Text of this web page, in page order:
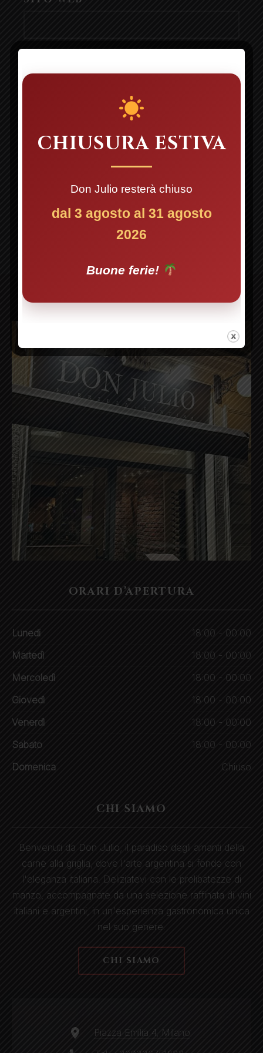
SALVA IL MIO NOME, EMAIL E
PER LA PROSSIMA VOLTA CHE
ORARI D’APERTURA
Lunedi
18:00 - 00:00
Martedì
18:00 - 00:00
Mercoledì
18:00 - 00:00
Giovedì
18:00 - 00:00
Venerdì
18:00 - 00:00
Sabato
18:00 - 00:00
Domenica
Chiuso
CHI SIAMO
Benvenuti da Don Julio, il paradiso degli amanti della
carne alla griglia, dove l'arte argentina si fonde con
l'eleganza italiana. Deliziatevi con le prelibatezze di
manzo, accompagnate da una selezione raffinata di vini
italiani e argentini, in un'esperienza gastronomica unica
nel suo genere.
CHI SIAMO
Piazza Emilia 4, Milano
CHIUSURA ESTIVA
Don Julio resterà chiuso
dal 3 agosto al 31 agosto
2026
Buone ferie!